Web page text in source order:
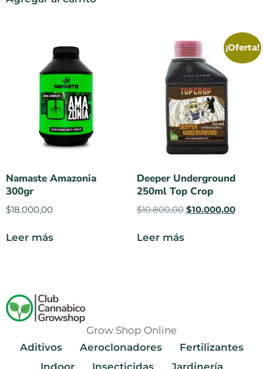
Namaste Amazonia
300gr
$18.000,00
Leer más
¡Oferta!
Deeper Underground
250ml Top Crop
$10.800,00 $10.000,00
Leer más
Grow Shop Online
Aditivos
Aeroclonadores
Fertilizantes
Indoor
Insecticidas Jardinería